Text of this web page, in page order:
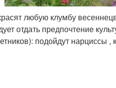
любую клумбу
отдать предпочтение
подойдут нарциссы